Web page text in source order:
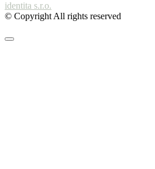
identita s.r.o.
© Copyright All rights reserved